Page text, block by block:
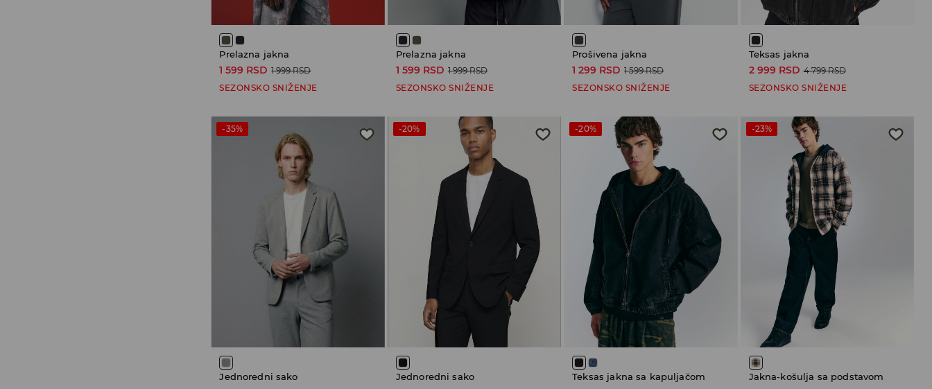
Prelazna jakna
1 599 RSD 1 999 RSD
SEZONSKO SNIŽENJE
Prelazna jakna
1 599 RSD 1 999 RSD
SEZONSKO SNIŽENJE
Prošivena jakna
1 299 RSD 1 599 RSD
SEZONSKO SNIŽENJE
Teksas jakna
2 999 RSD 4 799 RSD
SEZONSKO SNIŽENJE
-35%
Jednoredni sako
-20%
Jednoredni sako
-20%
Teksas jakna sa kapuljačom
-23%
Jakna-košulja sa podstavom